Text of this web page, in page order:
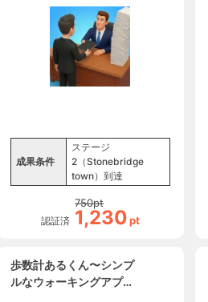
town）到達）（iOS）
成果条件
ステージ
2（Stonebridge
town）到達
認証済
750pt
1,230pt
歩数計あるくん〜シンプ
ルなウォーキングアプリ